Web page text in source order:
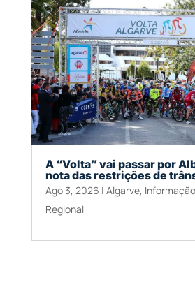
A “Volta” vai passar por
nota das restrições de
Ago 3, 2026 | Algarve, Informação
Regional